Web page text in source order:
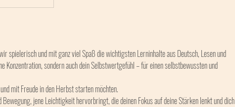
spielerisch und mit ganz viel Spaß die wichtigsten Lerninhalte aus Deutsch, Lesen und
Konzentration, sondern auch dein Selbstwertgefühl – für einen selbstbewussten und
mit Freude in den Herbst starten möchten.
jene Leichtigkeit hervorbringt, die deinen Fokus auf deine Stärken lenkt und dich